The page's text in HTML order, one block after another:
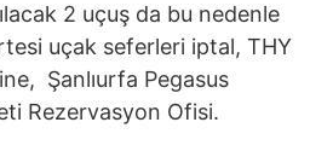
2 uçuş da bu nedenle
uçak seferleri iptal, THY
Şanlıurfa Pegasus
Rezervasyon Ofisi.